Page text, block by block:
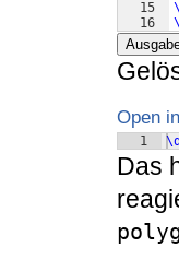
15
16
Open
1
Das